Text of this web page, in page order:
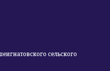
сельского